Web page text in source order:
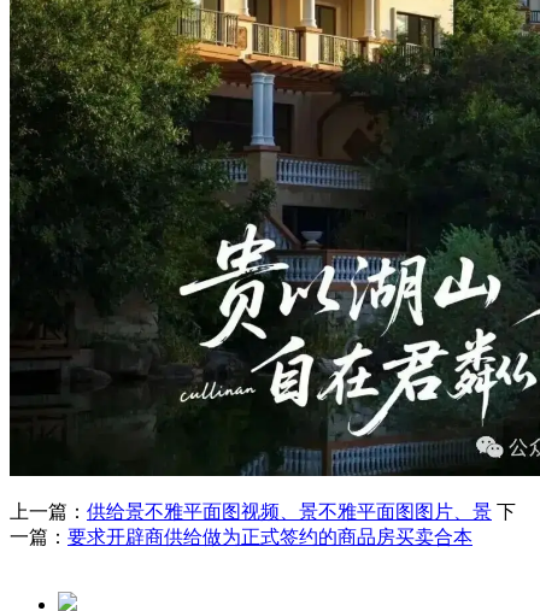
上一篇： 供给景不雅平面图视频、景不雅平面图图片、景 下
一篇： 要求开辟商供给做为正式签约的商品房买卖合本